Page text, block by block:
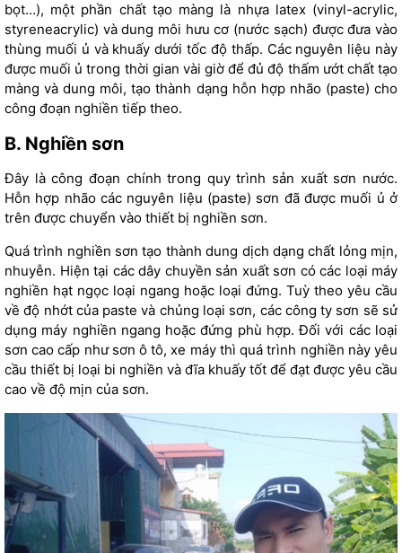
bọt…), một phần chất tạo màng là nhựa latex (vinyl-acrylic,
styreneacrylic) và dung môi hưu cơ (nước sạch) được đưa vào
thùng muối ủ và khuấy dưới tốc độ thấp. Các nguyên liệu này
được muối ủ trong thời gian vài giờ để đủ độ thấm ướt chất tạo
màng và dung môi, tạo thành dạng hỗn hợp nhão (paste) cho
công đoạn nghiền tiếp theo.
B. Nghiền sơn
Đây là công đoạn chính trong quy trình sản xuất sơn nước.
Hỗn hợp nhão các nguyên liệu (paste) sơn đã được muối ủ ở
trên được chuyển vào thiết bị nghiền sơn.
Quá trình nghiền sơn tạo thành dung dịch dạng chất lỏng mịn,
nhuyễn. Hiện tại các dây chuyền sản xuất sơn có các loại máy
nghiền hạt ngọc loại ngang hoặc loại đứng. Tuỳ theo yêu cầu
về độ nhớt của paste và chủng loại sơn, các công ty sơn sẽ sử
dụng máy nghiền ngang hoặc đứng phù hợp. Đối với các loại
sơn cao cấp như sơn ô tô, xe máy thì quá trình nghiền này yêu
cầu thiết bị loại bi nghiền và đĩa khuấy tốt để đạt được yêu cầu
cao về độ mịn của sơn.